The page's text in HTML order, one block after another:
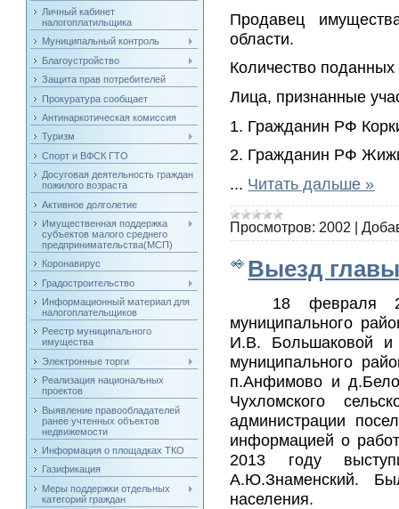
Личный кабинет
налогоплатильщика
Муниципальный контроль
Благоустройство
Защита прав потребителей
Прокуратура сообщает
Антинаркотическая комиссия
Туризм
Спорт и ВФСК ГТО
Досуговая деятельность граждан
пожилого возраста
Активное долголетие
Имущественная поддержка
субъектов малого среднего
предпринимательства(МСП)
Коронавирус
Градостроительство
Информационный материал для
налогоплательщиков
Реестр муниципального
имущества
Электронные торги
Реализация национальных
проектов
Выявление правообладателей
ранее учтенных объектов
недвижемости
Информация о площадках ТКО
Газификация
Меры поддержки отдельных
категорий граждан
Продавец
области.
Количество поданных
Лица, признанные
1. Гражданин РФ
2. Гражданин РФ
... Читать дальше »
Просмотров: 2002 |
Выезд
18 февраля
муниципального
И.В. Большаковой и
муниципального
п.Анфимово и
Чухломского
администрации
информацией о
2013 году
А.Ю.Знаменский.
населения.